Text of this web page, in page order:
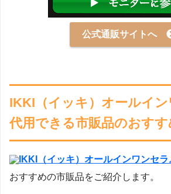
公式通販サイトへ
IKKI（イッキ）オールイ
代用できる市販品のおすす
IKKI（イッキ）オールインワンセラ
おすすめの市販品をご紹介します。